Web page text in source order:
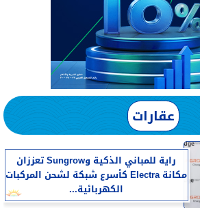
عقارات
راية للمباني الذكية وSungrow تعززان
مكانة Electra كأسرع شبكة لشحن المركبات
الكهربائية...